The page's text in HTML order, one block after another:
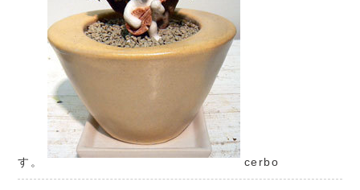
す。 cerbo